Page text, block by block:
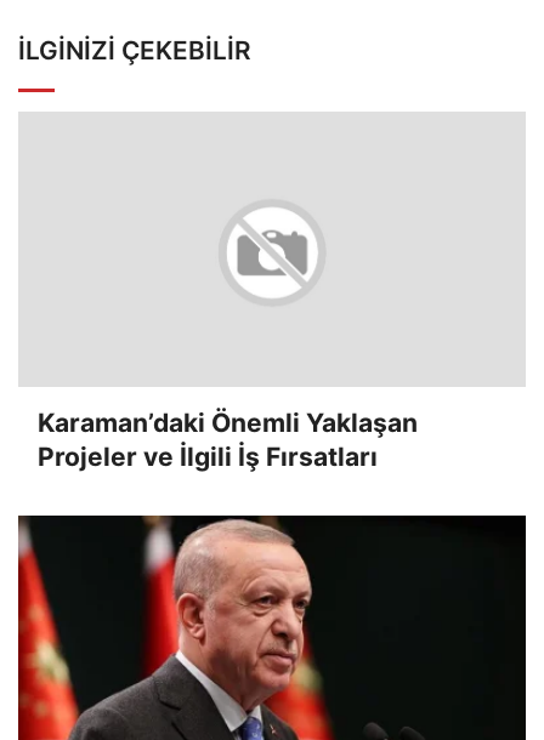
İLGINIZI ÇEKEBILIR
Karaman’daki Önemli Yaklaşan
Projeler ve İlgili İş Fırsatları